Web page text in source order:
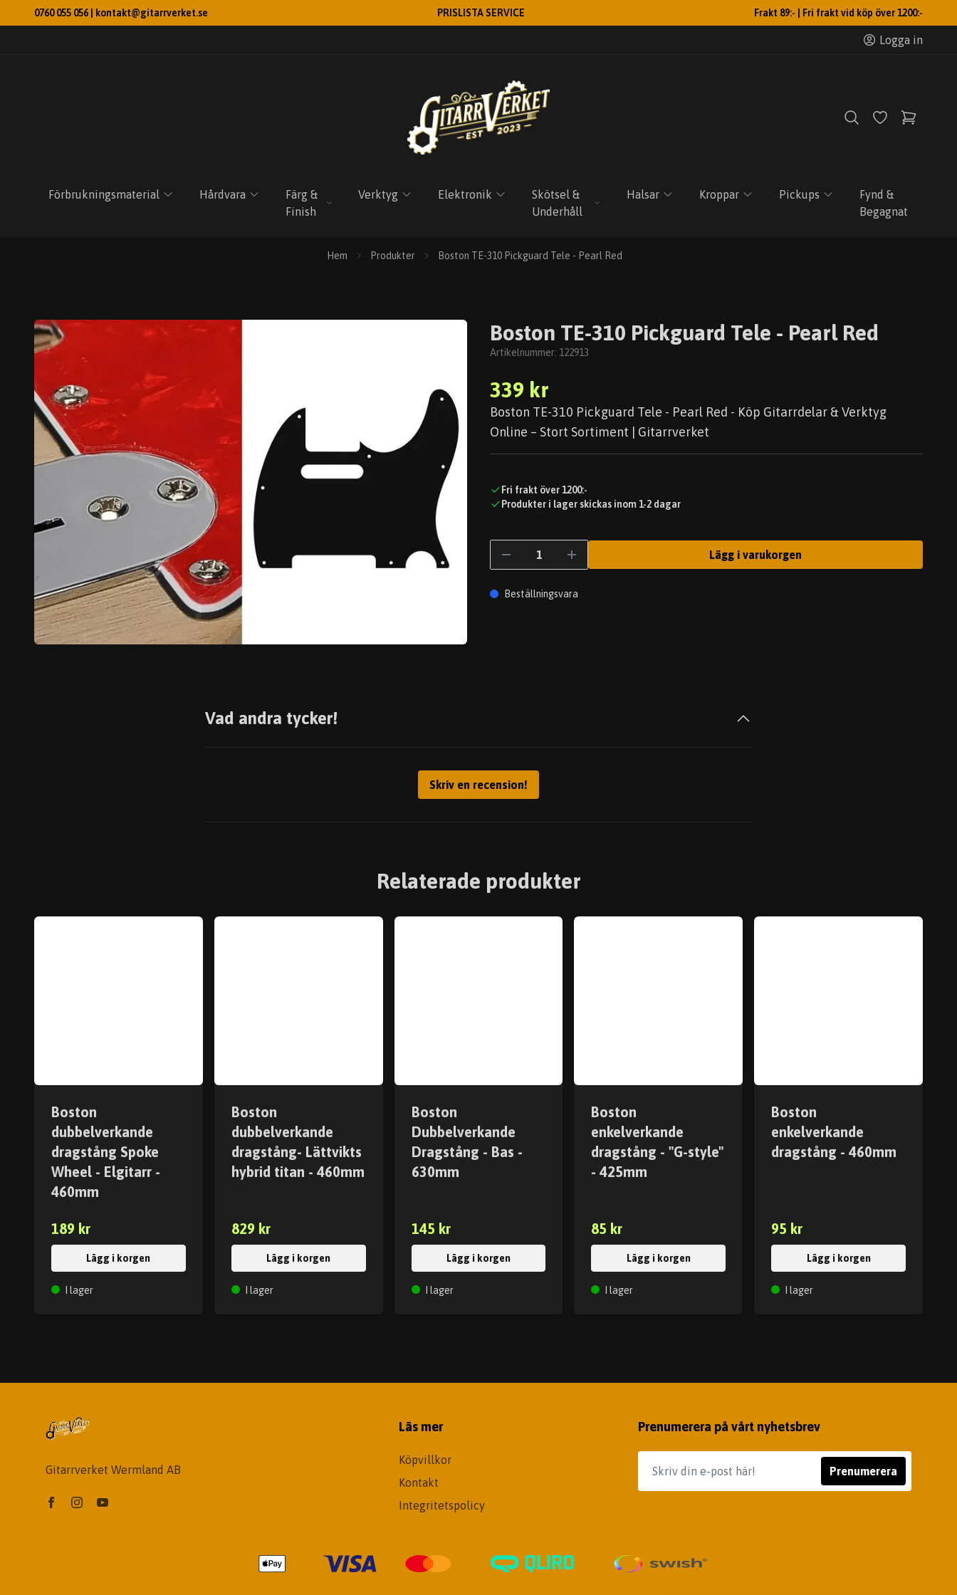
0760 055 056 | kontakt@gitarrverket.se PRISLISTA SERVICE Frakt 89:- | Fri frakt vid köp över 1200:-
Logga in
Förbrukningsmaterial Hårdvara
Färg &
Finish
Verktyg Elektronik
Skötsel &
Underhåll
Halsar Kroppar Pickups
Fynd &
Begagnat
Hem Produkter Boston TE-310 Pickguard Tele - Pearl Red
Boston TE-310 Pickguard Tele - Pearl Red
Artikelnummer: 122913
339 kr
Boston TE-310 Pickguard Tele - Pearl Red - Köp Gitarrdelar & Verktyg
Online – Stort Sortiment | Gitarrverket
Fri frakt över 1200:-
Produkter i lager skickas inom 1-2 dagar
Lägg i varukorgen
Beställningsvara
Vad andra tycker!
Skriv en recension!
Relaterade produkter
Boston
dubbelverkande
dragstång Spoke
Wheel - Elgitarr -
460mm
189 kr
Lägg i korgen
I lager
Boston
dubbelverkande
dragstång- Lättvikts
hybrid titan - 460mm
829 kr
Lägg i korgen
I lager
Boston
Dubbelverkande
Dragstång - Bas -
630mm
145 kr
Lägg i korgen
I lager
Boston
enkelverkande
dragstång - "G-style"
- 425mm
85 kr
Lägg i korgen
I lager
Boston
enkelverkande
dragstång - 460mm
95 kr
Lägg i korgen
I lager
Gitarrverket Wermland AB
Läs mer
Köpvillkor
Kontakt
Integritetspolicy
Prenumerera på vårt nyhetsbrev
Prenumerera